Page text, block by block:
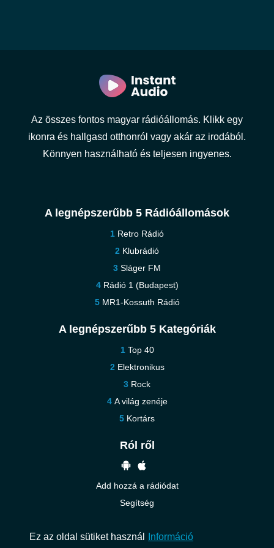
Az összes fontos magyar rádióállomás. Klikk egy
ikonra és hallgasd otthonról vagy akár az irodából.
Könnyen használható és teljesen ingyenes.
A legnépszerűbb 5 Rádióállomások
Retro Rádió
Klubrádió
Sláger FM
Rádió 1 (Budapest)
MR1-Kossuth Rádió
A legnépszerűbb 5 Kategóriák
Top 40
Elektronikus
Rock
A világ zenéje
Kortárs
Ról ről
Add hozzá a rádiódat
Segítség
Ez az oldal sütiket használ Információ